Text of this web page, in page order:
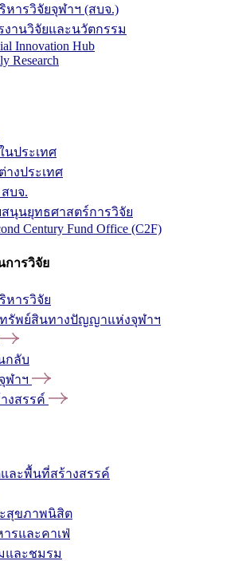
หารวิจัยจุฬาฯ (สบจ.)
งานวิจัยและนวัตกรรม
Innovation Hub
Research
นประเทศ
างประเทศ
บจ.
นุนยุทธศาสตร์การวิจัย
Century Fund Office (C2F)
การวิจัย
หารวิจัย
รัพย์สินทางปัญญาแห่งจุฬาฯ
กลับ
ฬาฯ
งสรรค์
ละพื้นที่สร้างสรรค์
สุขภาพนิสิต
ารและคาเฟ่
และชมรม